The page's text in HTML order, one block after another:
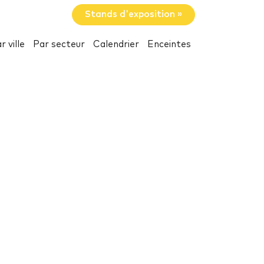
Stands d'exposition »
ville Par secteur Calendrier Enceintes